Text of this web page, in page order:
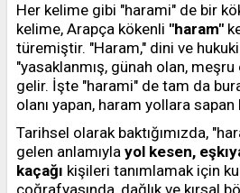
Her kelime gibi "harami" de bir
kelime, Arapça kökenli "haram"
türemiştir. "Haram," dini ve
"yasaklanmış, günah olan,
gelir. İşte "harami" de tam da
olanı yapan, haram yollara
Tarihsel olarak baktığımızda,
gelen anlamıyla yol kesen,
kaçağı kişileri tanımlamak için
coğrafyasında, dağlık ve kırsal